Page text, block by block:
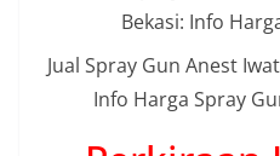
Jual Spray Gun Anest
Info Harga Spray